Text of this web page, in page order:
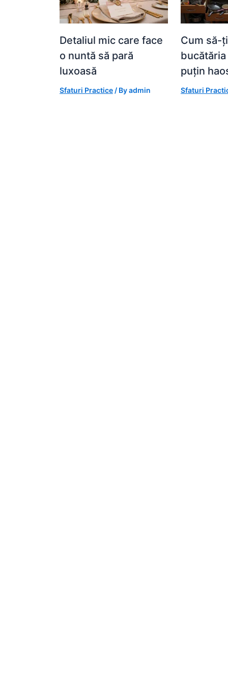
Detaliul mic care face
o nuntă să pară
luxoasă
Sfaturi Practice / Byadmin
Cum să-
puțin
Sfaturi